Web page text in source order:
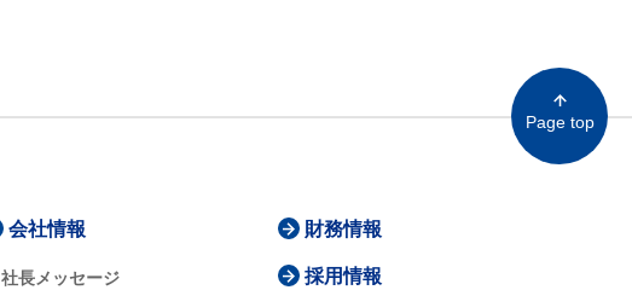
Page top
会社情報
社長メッセージ
財務情報
採用情報